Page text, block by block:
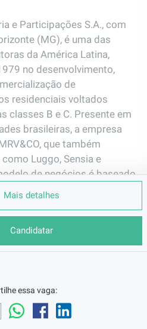
e Participações S.A., com
(MG), é uma das
da América Latina,
no desenvolvimento,
de
residenciais voltados
classes B e C. Presente em
brasileiras, a empresa
que também
Luggo, Sensia e
de negócios é baseado
inovação e sustentabilidade,
construtiva.
Candidatar
Mais detalhes
essa vaga: